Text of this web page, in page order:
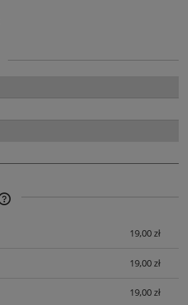
19,00 zł
19,00 zł
19,00 zł